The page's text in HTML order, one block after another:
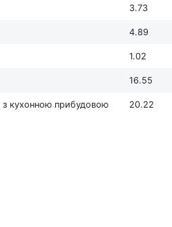
3.73
4.89
1.02
16.55
з кухонною прибудовою 20.22